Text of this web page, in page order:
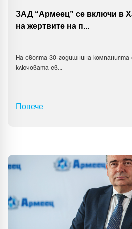
ЗАД “Армеец” се включи в
на жертвите на п...
На своята 30-годишнина
ключовата ев...
Повече